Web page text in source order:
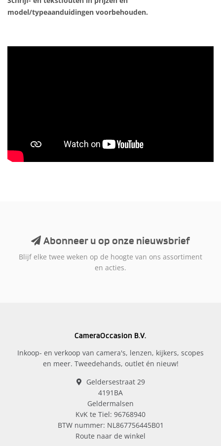
model/typeaanduidingen voorbehouden.
Abonneer u op onze nieuwsbrief
Blijf elke twee weken op de hoogte van ons assortiment
en acties.
CameraOccasion B.V.
Inkoop- en verkoop van camera's, lenzen, kijkers, scopes
en meer. Tweedehands, outlet én nieuw!
Geldersestraat 29
4191BA
Geldermalsen
KvK te Tiel: 96768940
BTW nummer: NL867756445B01
Route naar de winkel